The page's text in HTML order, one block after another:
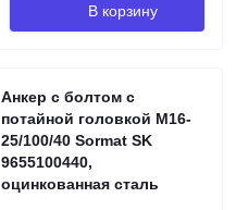
В корзину
Анкер с болтом с
потайной головкой М16-
25/100/40 Sormat SK
9655100440,
оцинкованная сталь